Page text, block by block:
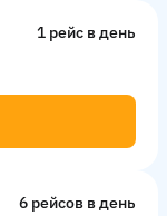
1 рейс в день
6 рейсов в день